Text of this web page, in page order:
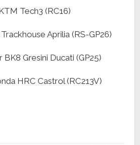
Tech3 (RC16)
Aprilia (RS-GP26)
BK8 Gresini Ducati (GP25)
HRC Castrol (RC213V)